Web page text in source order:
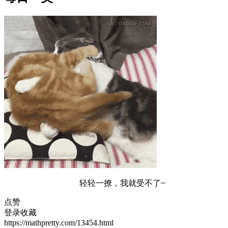
轻轻一撩，我就受不了~
点赞
登录收藏
https://mathpretty.com/13454.html